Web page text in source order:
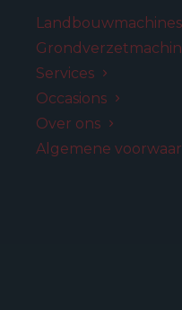
Landbouwmachines
Services
Occasions
Over ons
Algemene